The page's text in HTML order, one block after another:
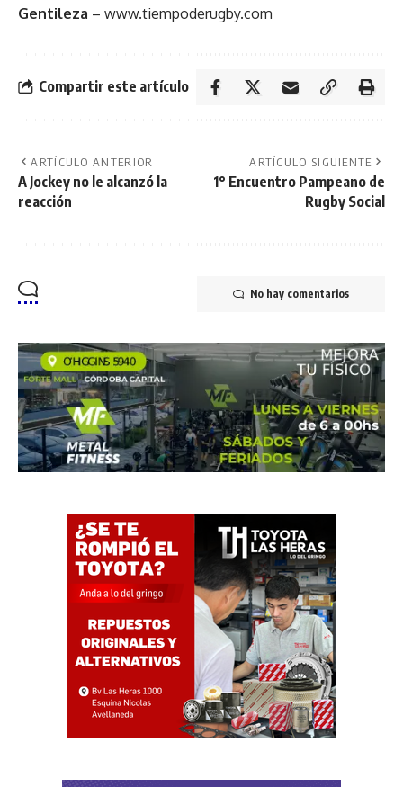
Gentileza – www.tiempoderugby.com
Compartir este artículo
ARTÍCULO ANTERIOR
A Jockey no le alcanzó la
reacción
ARTÍCULO SIGUIENTE
1° Encuentro Pampeano de
Rugby Social
No hay comentarios